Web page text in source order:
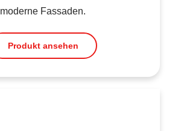
moderne Fassaden.
Produkt ansehen